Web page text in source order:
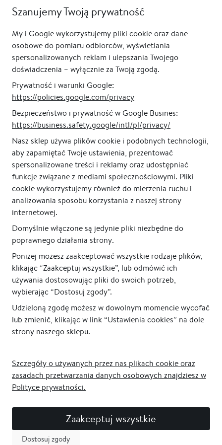
od 1 045,00 zł od 1 335,00 zł
100% gwarancja jakości Polski producent
Szanujemy Twoją prywatność
My i Google wykorzystujemy pliki cookie oraz dane
osobowe do pomiaru odbiorców, wyświetlania
spersonalizowanych reklam i ulepszania Twojego
doświadczenia – wyłącznie za Twoją zgodą.
Prywatność i warunki Google:
https://policies.google.com/privacy
Bezpieczeństwo i prywatność w Google Busines:
https://business.safety.google/intl/pl/privacy/
Nasz sklep używa plików cookie i podobnych technologii,
aby zapamiętać Twoje ustawienia, prezentować
spersonalizowane treści i reklamy oraz udostępniać
funkcje związane z mediami społecznościowymi. Pliki
cookie wykorzystujemy również do mierzenia ruchu i
analizowania sposobu korzystania z naszej strony
internetowej.
Domyślnie włączone są jedynie pliki niezbędne do
poprawnego działania strony.
Poniżej możesz zaakceptować wszystkie rodzaje plików,
klikając “Zaakceptuj wszystkie”, lub odmówić ich
używania dostosowując pliki do swoich potrzeb,
wybierając “Dostosuj zgody”.
Udzieloną zgodę możesz w dowolnym momencie wycofać
lub zmienić, klikając w link “Ustawienia cookies” na dole
strony naszego sklepu.
Szczegóły o używanych przez nas plikach cookie oraz
zasadach przetwarzania danych osobowych znajdziesz w
Polityce prywatności.
Dostosuj zgody
Zaakceptuj wszystkie